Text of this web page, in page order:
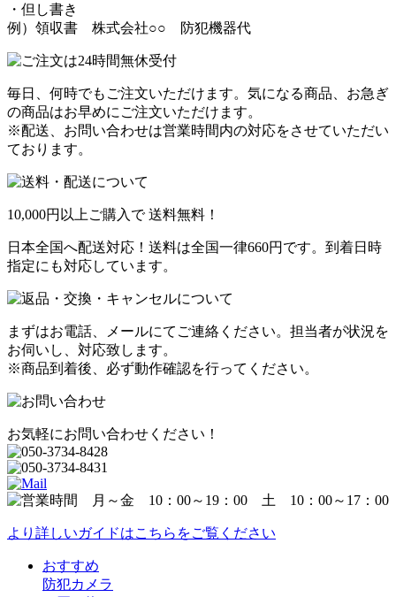
・但し書き
例）領収書 株式会社○○ 防犯機器代
毎日、何時でもご注文いただけます。気になる商品、お急ぎ
の商品はお早めにご注文いただけます。
※配送、お問い合わせは営業時間内の対応をさせていただい
ております。
10,000円以上ご購入で 送料無料！
日本全国へ配送対応！送料は全国一律660円です。到着日時
指定にも対応しています。
まずはお電話、メールにてご連絡ください。担当者が状況を
お伺いし、対応致します。
※商品到着後、必ず動作確認を行ってください。
お気軽にお問い合わせください！
より詳しいガイドはこちらをご覧ください
おすすめ
防犯カメラ